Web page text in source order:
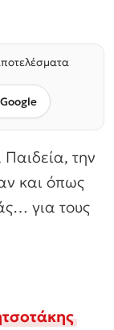
την
και όπως
για τους